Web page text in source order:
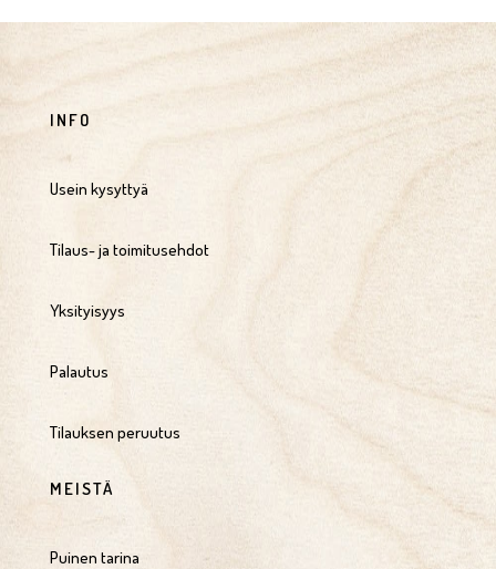
INFO
Usein kysyttyä
Tilaus- ja toimitusehdot
Yksityisyys
Palautus
Tilauksen peruutus
MEISTÄ
Puinen tarina